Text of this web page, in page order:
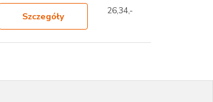
Szczegóły 26,34,-